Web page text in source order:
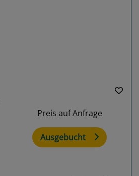
Preis auf Anfrage
Ausgebucht